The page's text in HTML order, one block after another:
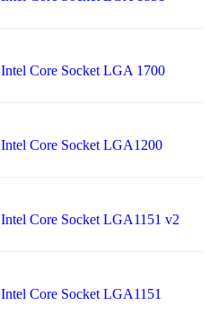
Core Socket LGA 1700
Core Socket LGA1200
Core Socket LGA1151 v2
Core Socket LGA1151